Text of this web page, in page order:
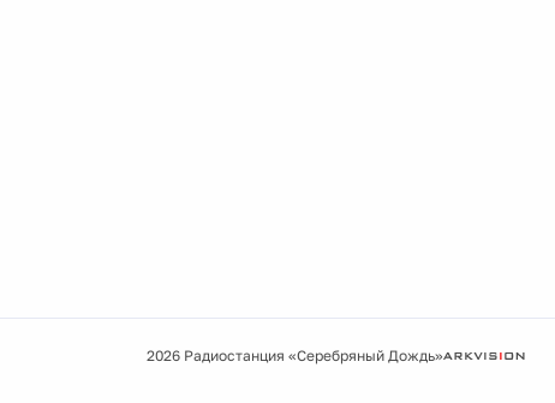
2026 Радиостанция «Серебряный Дождь»